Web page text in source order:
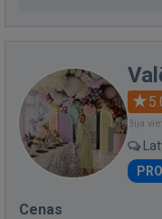
Bija
PRO
Cenas